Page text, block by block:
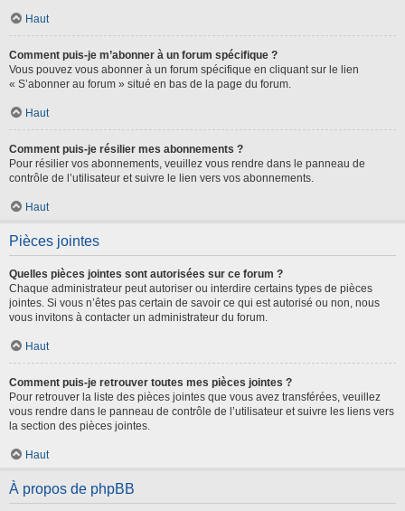
Haut
Comment puis-je m’abonner à un forum spécifique ?
Vous pouvez vous abonner à un forum spécifique en cliquant sur le lien
« S’abonner au forum » situé en bas de la page du forum.
Haut
Comment puis-je résilier mes abonnements ?
Pour résilier vos abonnements, veuillez vous rendre dans le panneau de
contrôle de l’utilisateur et suivre le lien vers vos abonnements.
Haut
Pièces jointes
Quelles pièces jointes sont autorisées sur ce forum ?
Chaque administrateur peut autoriser ou interdire certains types de pièces
jointes. Si vous n’êtes pas certain de savoir ce qui est autorisé ou non, nous
vous invitons à contacter un administrateur du forum.
Haut
Comment puis-je retrouver toutes mes pièces jointes ?
Pour retrouver la liste des pièces jointes que vous avez transférées, veuillez
vous rendre dans le panneau de contrôle de l’utilisateur et suivre les liens vers
la section des pièces jointes.
Haut
À propos de phpBB